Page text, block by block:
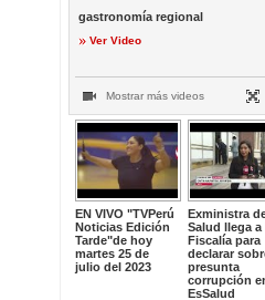
gastronomía regional
Ver Video
Mostrar más videos
EN VIVO "TVPerú
Noticias Edición
Tarde"de hoy
martes 25 de
julio del 2023
Exministra
Salud llega a
Fiscalía para
declarar
presunta
corrupción
EsSalud